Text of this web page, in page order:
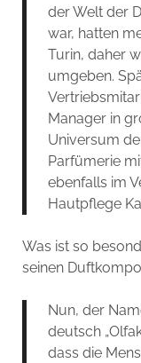
der Welt der
war, hatten
Turin, daher
umgeben.
Manager in
Universum
Parfümerie
ebenfalls im
Hautpflege
Was ist so
seinen
Nun, der
deutsch
dass die